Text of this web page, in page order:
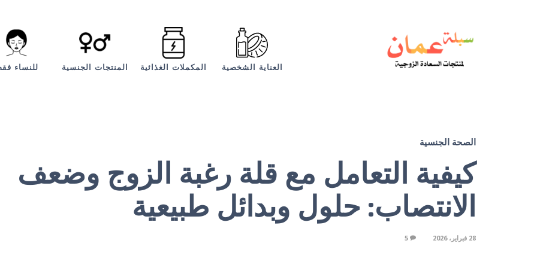
العناية الشخصية المكملات الغذائية المنتجات الجنسية للنساء
الصحة الجنسية
كيفية التعامل مع قلة رغبة الزوج وضعف
الانتصاب: حلول وبدائل طبيعية
28 فبراير، 2026 5